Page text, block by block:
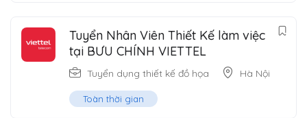
Tuyển Nhân Viên Thiết Kế làm việc
tại BƯU CHÍNH VIETTEL
Tuyển dụng thiết kế đồ họa Hà Nội
Toàn thời gian